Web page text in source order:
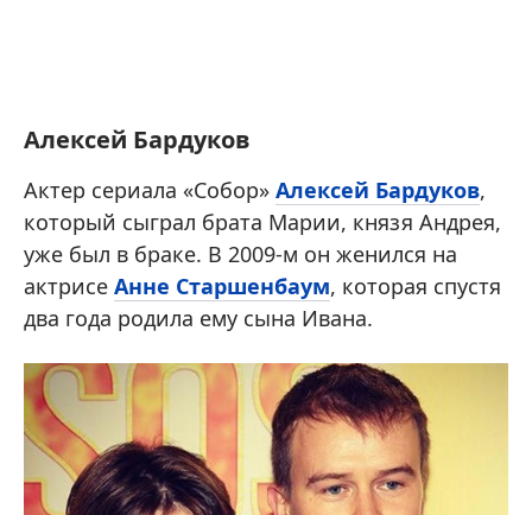
Алексей Бардуков
Актер сериала «Собор» Алексей Бардуков,
который сыграл брата Марии, князя Андрея,
уже был в браке. В 2009-м он женился на
актрисе Анне Старшенбаум, которая спустя
два года родила ему сына Ивана.